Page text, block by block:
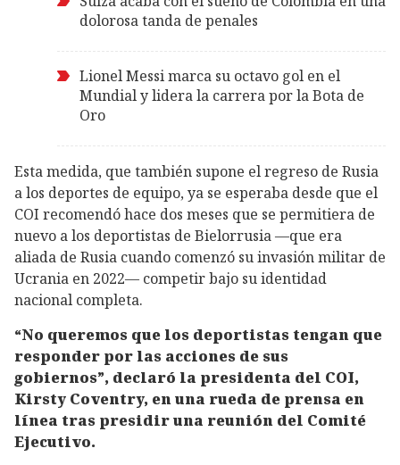
dolorosa tanda de penales
Lionel Messi marca su octavo gol en el
Mundial y lidera la carrera por la Bota de
Oro
Esta medida, que también supone el regreso de Rusia
a los deportes de equipo, ya se esperaba desde que el
COI recomendó hace dos meses que se permitiera de
nuevo a los deportistas de Bielorrusia —que era
aliada de Rusia cuando comenzó su invasión militar de
Ucrania en 2022— competir bajo su identidad
nacional completa.
“No queremos que los deportistas tengan que
responder por las acciones de sus
gobiernos”, declaró la presidenta del COI,
Kirsty Coventry, en una rueda de prensa en
línea tras presidir una reunión del Comité
Ejecutivo.